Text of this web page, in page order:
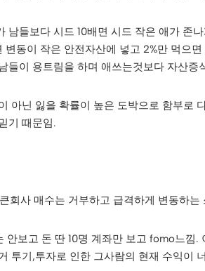
남들보다 시드 10배면 시드 작은 애가 존
변동이 작은 안전자산에 넣고 2%만 먹으
들이 용트림을 하며 애쓰는것보다 자산증
아닌 잃을 확률이 높은 도박으로 함부로
기 때문임.
회사 매수는 거부하고 급격하게 변동하는
안보고 돈 딴 10명 계좌만 보고 fomo느낌
투기,투자로 인한 그사람의 현재 수익이